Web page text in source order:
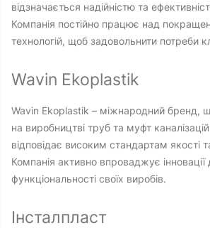
відзначається надійністю та
Компанія постійно працює над
технологій, щоб задовольнити потреби
Wavin Ekoplastik
Wavin Ekoplastik – міжнародний бренд,
на виробництві труб та муфт
відповідає високим стандартам якості
Компанія активно впроваджує
функціональності своїх виробів.
Інсталпласт